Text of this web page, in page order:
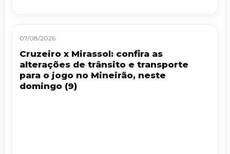
07/08/2026
Cruzeiro x Mirassol: confira as
alterações de trânsito e transporte
para o jogo no Mineirão, neste
domingo (9)